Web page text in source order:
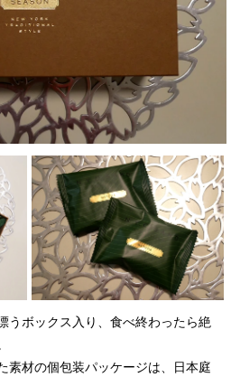
うボックス入り、食べ終わったら絶
素材の個包装パッケージは、日本庭